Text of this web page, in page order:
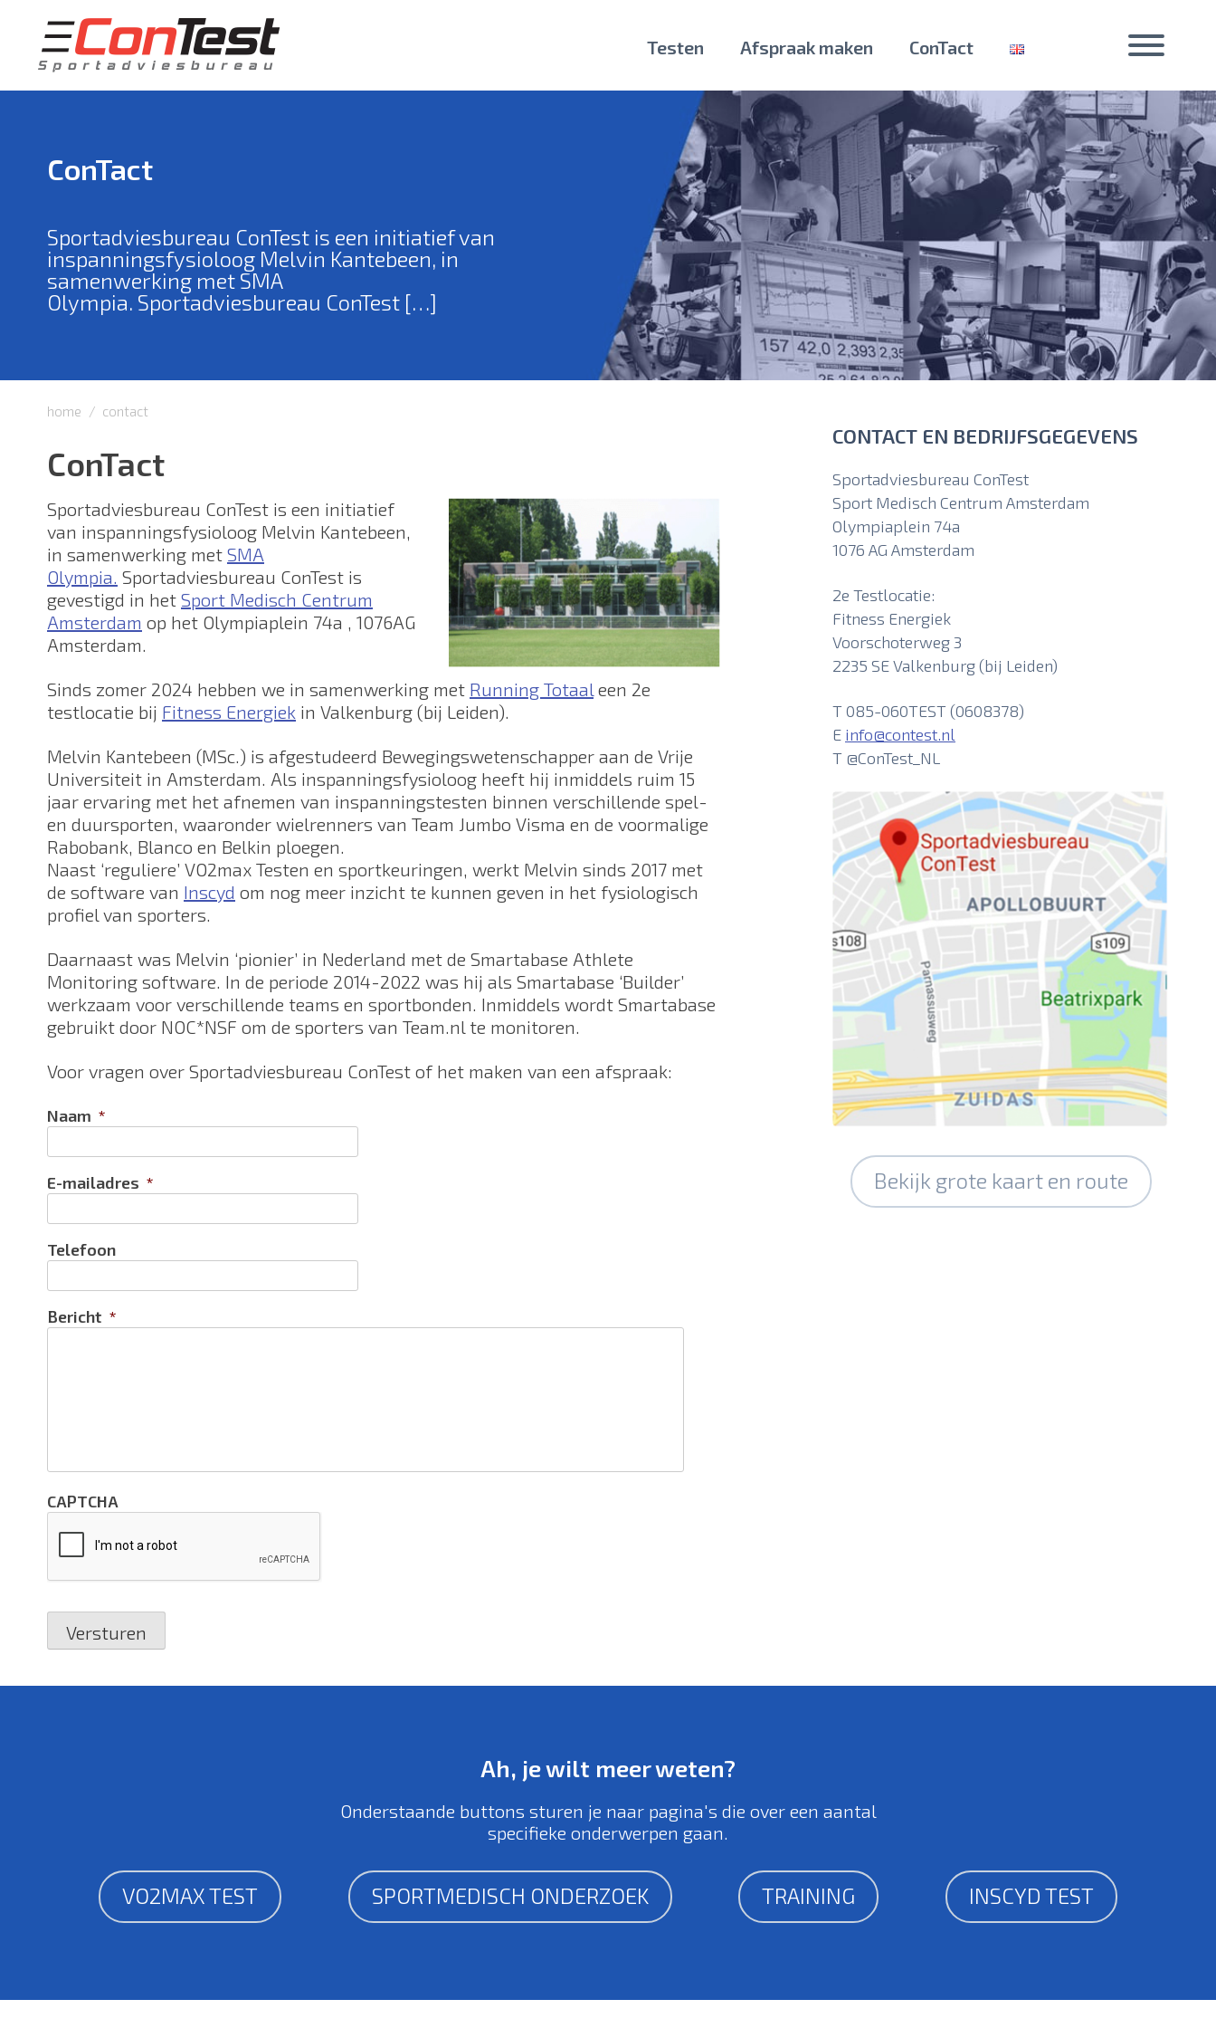
content
Testen Afspraak maken ConTact
ConTact
Sportadviesbureau ConTest is een initiatief van
inspanningsfysioloog Melvin Kantebeen, in
samenwerking met SMA
Olympia. Sportadviesbureau ConTest […]
home contact
ConTact
Sportadviesbureau ConTest is een initiatief
van inspanningsfysioloog Melvin Kantebeen,
in samenwerking met SMA
Olympia. Sportadviesbureau ConTest is
gevestigd in het Sport Medisch Centrum
Amsterdam op het Olympiaplein 74a , 1076AG
Amsterdam.
Sinds zomer 2024 hebben we in samenwerking met Running Totaal een 2e
testlocatie bij Fitness Energiek in Valkenburg (bij Leiden).
Melvin Kantebeen (MSc.) is afgestudeerd Bewegingswetenschapper aan de Vrije
Universiteit in Amsterdam. Als inspanningsfysioloog heeft hij inmiddels ruim 15
jaar ervaring met het afnemen van inspanningstesten binnen verschillende spel-
en duursporten, waaronder wielrenners van Team Jumbo Visma en de voormalige
Rabobank, Blanco en Belkin ploegen.
Naast ‘reguliere’ VO2max Testen en sportkeuringen, werkt Melvin sinds 2017 met
de software van Inscyd om nog meer inzicht te kunnen geven in het fysiologisch
profiel van sporters.
Daarnaast was Melvin ‘pionier’ in Nederland met de Smartabase Athlete
Monitoring software. In de periode 2014-2022 was hij als Smartabase ‘Builder’
werkzaam voor verschillende teams en sportbonden. Inmiddels wordt Smartabase
gebruikt door NOC*NSF om de sporters van Team.nl te monitoren.
Voor vragen over Sportadviesbureau ConTest of het maken van een afspraak:
Naam *
E-mailadres *
Telefoon
Bericht *
CAPTCHA
CONTACT EN BEDRIJFSGEGEVENS
Sportadviesbureau ConTest
Sport Medisch Centrum Amsterdam
Olympiaplein 74a
1076 AG Amsterdam
2e Testlocatie:
Fitness Energiek
Voorschoterweg 3
2235 SE Valkenburg (bij Leiden)
T 085-060TEST (0608378)
E info@contest.nl
T @ConTest_NL
Bekijk grote kaart en route
Ah, je wilt meer weten?
Onderstaande buttons sturen je naar pagina's die over een aantal
specifieke onderwerpen gaan.
VO2MAX TEST SPORTMEDISCH ONDERZOEK TRAINING INSCYD TEST